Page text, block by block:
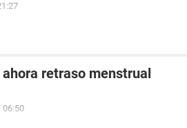
retraso menstrual
06:50